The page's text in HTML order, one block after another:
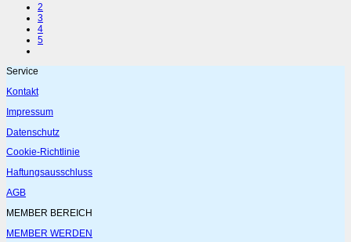
2
3
4
5
Service
Kontakt
Impressum
Datenschutz
Cookie-Richtlinie
Haftungsausschluss
AGB
MEMBER BEREICH
MEMBER WERDEN